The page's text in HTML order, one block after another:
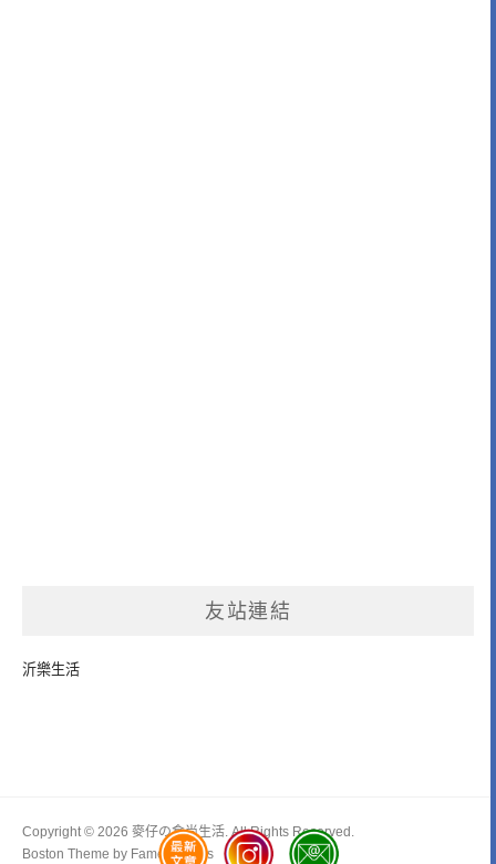
友站連結
沂樂生活
Copyright © 2026 麥仔の食尚生活. All Rights Reserved.
Boston Theme by FameThemes